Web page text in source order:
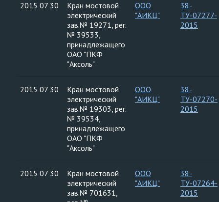
2015 07 30
Кран мостовой
электрический
зав.№ 19271, рег.
№ 39533,
принадлежащего
ОАО "ПКФ
"Аксоль"
ООО
"АИКЦ"
38-
ТУ-07277-
2015
2015 07 30
Кран мостовой
электрический
зав.№ 19303, рег.
№ 39534,
принадлежащего
ОАО "ПКФ
"Аксоль"
ООО
"АИКЦ"
38-
ТУ-07270-
2015
2015 07 30
Кран мостовой
электрический
зав.№ 701631,
ООО
"АИКЦ"
38-
ТУ-07264-
2015